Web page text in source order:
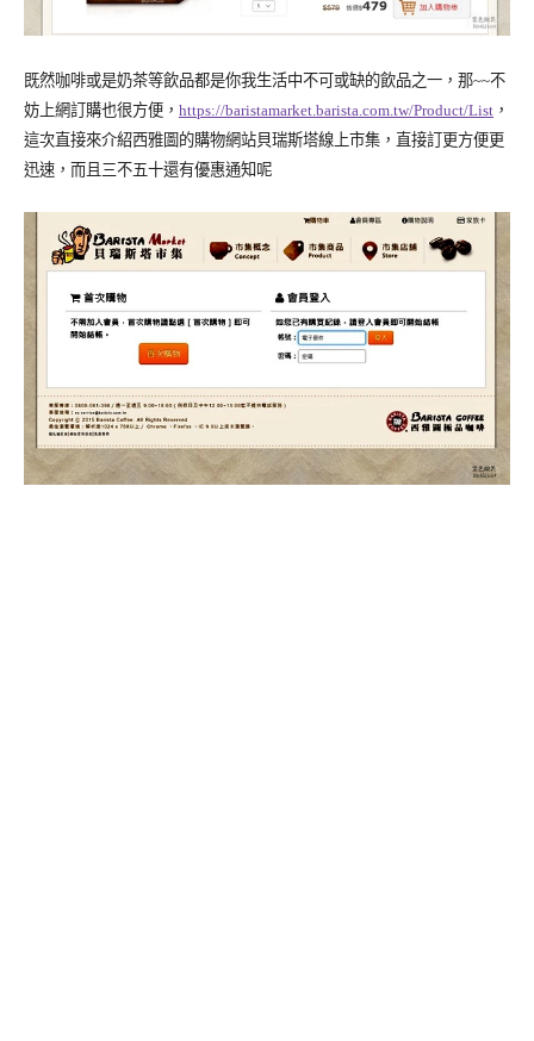
既然咖啡或是奶茶等飲品都是你我生活中不可或缺的飲品之一，那~~不
妨上網訂購也很方便， https://baristamarket.barista.com.tw/Product/List ，
這次直接來介紹西雅圖的購物網站貝瑞斯塔線上市集，直接訂更方便更
迅速，而且三不五十還有優惠通知呢